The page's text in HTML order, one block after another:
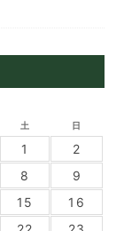
土 日
1
2
8
9
15
16